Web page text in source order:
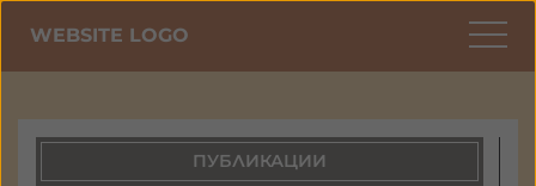
WEBSITE LOGO
ПУБЛИКАЦИИ